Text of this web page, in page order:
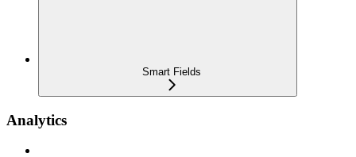
Smart Fields
Analytics